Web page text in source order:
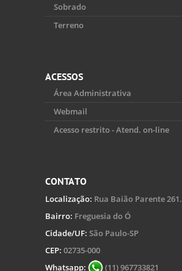
Sobrado
Terreno
ACESSOS
Área Administrativa
Webmail
Acesso restrito - Atend. on-line
CONTATO
Localização: Rua Baião Parente 261.
Bairro: Freguesia do Ó
Cidade/UF: São Paulo-SP
CEP: 02735-000
Whatsapp:
(11) 967733821